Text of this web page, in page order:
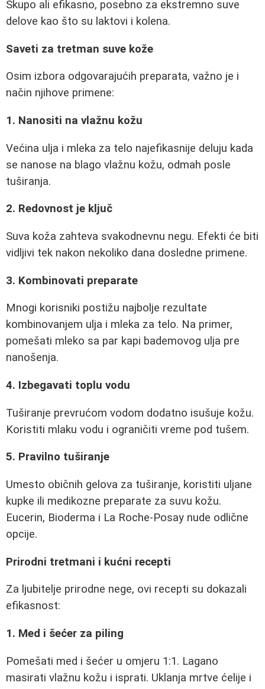
Skupo ali efikasno, posebno za ekstremno suve
delove kao što su laktovi i kolena.
Saveti za tretman suve kože
Osim izbora odgovarajućih preparata, važno je i
način njihove primene:
1. Nanositi na vlažnu kožu
Većina ulja i mleka za telo najefikasnije deluju kada
se nanose na blago vlažnu kožu, odmah posle
tuširanja.
2. Redovnost je ključ
Suva koža zahteva svakodnevnu negu. Efekti će biti
vidljivi tek nakon nekoliko dana dosledne primene.
3. Kombinovati preparate
Mnogi korisniki postižu najbolje rezultate
kombinovanjem ulja i mleka za telo. Na primer,
pomešati mleko sa par kapi bademovog ulja pre
nanošenja.
4. Izbegavati toplu vodu
Tuširanje prevrućom vodom dodatno isušuje kožu.
Koristiti mlaku vodu i ograničiti vreme pod tušem.
5. Pravilno tuširanje
Umesto običnih gelova za tuširanje, koristiti uljane
kupke ili medikozne preparate za suvu kožu.
Eucerin, Bioderma i La Roche-Posay nude odlične
opcije.
Prirodni tretmani i kućni recepti
Za ljubitelje prirodne nege, ovi recepti su dokazali
efikasnost:
1. Med i šećer za piling
Pomešati med i šećer u omjeru 1:1. Lagano
masirati vlažnu kožu i isprati. Uklanja mrtve ćelije i